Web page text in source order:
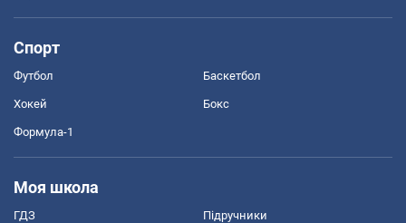
Спорт
Футбол Баскетбол
Хокей Бокс
Формула-1
Моя школа
ГДЗ Підручники